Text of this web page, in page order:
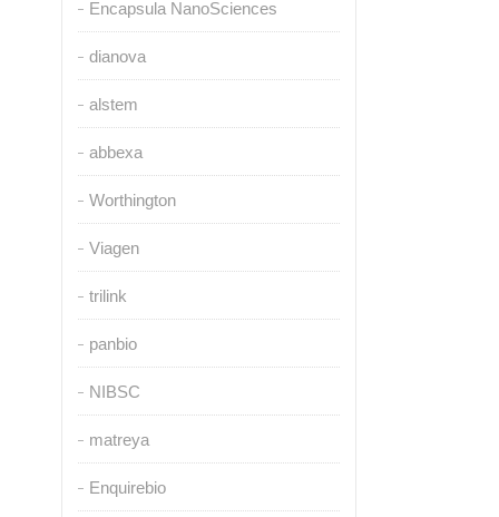
Encapsula NanoSciences
dianova
alstem
abbexa
Worthington
Viagen
trilink
panbio
NIBSC
matreya
Enquirebio